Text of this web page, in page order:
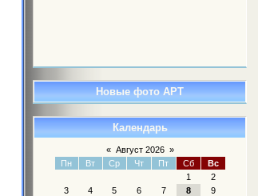
Новые фото АРТ
Календарь
« Август 2026 »
Пн
Вт Ср Чт Пт Сб
Вс
1
2
3
4 5 6 7 8
9